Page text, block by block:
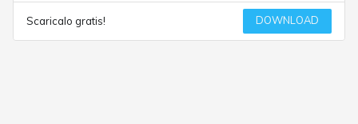
Scaricalo gratis! DOWNLOAD